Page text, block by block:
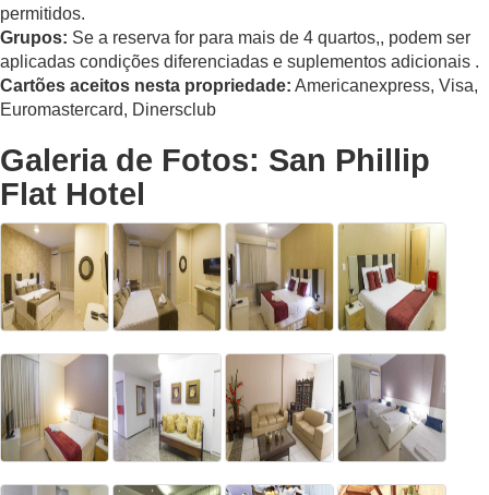
permitidos.
Grupos: Se a reserva for para mais de 4 quartos,, podem ser
aplicadas condições diferenciadas e suplementos adicionais .
Cartões aceitos nesta propriedade: Americanexpress, Visa,
Euromastercard, Dinersclub
Galeria de Fotos: San Phillip
Flat Hotel